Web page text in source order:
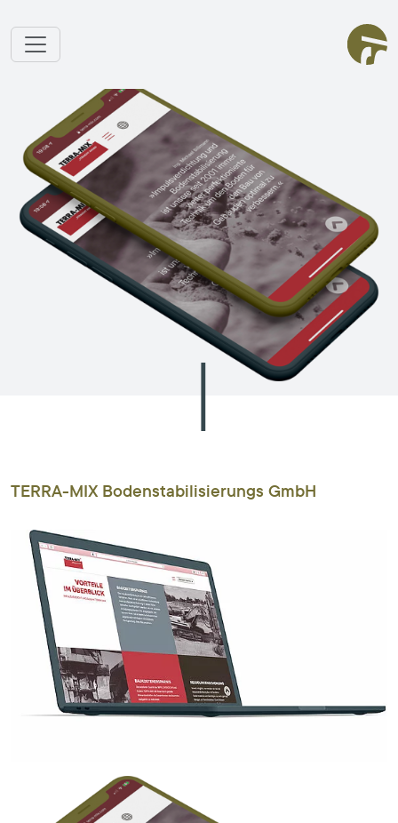
TERRA-MIX Bodenstabilisierungs GmbH